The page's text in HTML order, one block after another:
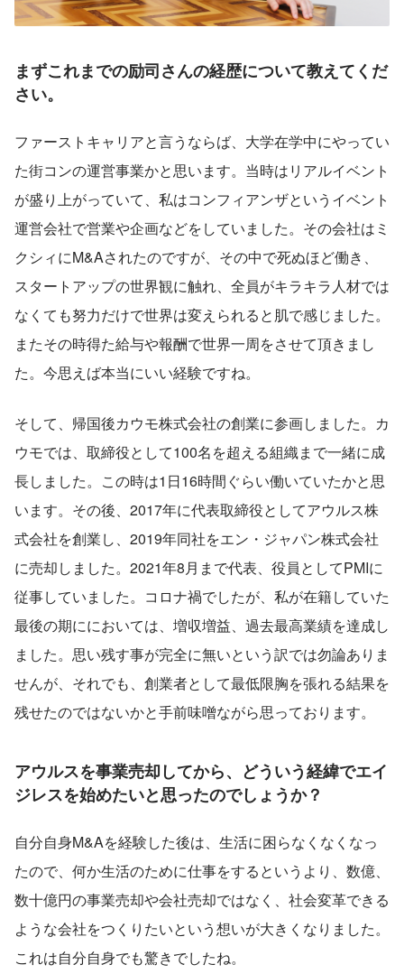
まずこれまでの励司さんの経歴について教えてくだ
さい。
ファーストキャリアと言うならば、大学在学中にやってい
た街コンの運営事業かと思います。当時はリアルイベント
が盛り上がっていて、私はコンフィアンザというイベント
運営会社で営業や企画などをしていました。その会社はミ
クシィにM&Aされたのですが、その中で死ぬほど働き、
スタートアップの世界観に触れ、全員がキラキラ人材では
なくても努力だけで世界は変えられると肌で感じました。
またその時得た給与や報酬で世界一周をさせて頂きまし
た。今思えば本当にいい経験ですね。
そして、帰国後カウモ株式会社の創業に参画しました。カ
ウモでは、取締役として100名を超える組織まで一緒に成
長しました。この時は1日16時間ぐらい働いていたかと思
います。その後、2017年に代表取締役としてアウルス株
式会社を創業し、2019年同社をエン・ジャパン株式会社
に売却しました。2021年8月まで代表、役員としてPMIに
従事していました。コロナ禍でしたが、私が在籍していた
最後の期ににおいては、増収増益、過去最高業績を達成し
ました。思い残す事が完全に無いという訳では勿論ありま
せんが、それでも、創業者として最低限胸を張れる結果を
残せたのではないかと手前味噌ながら思っております。
アウルスを事業売却してから、どういう経緯でエイ
ジレスを始めたいと思ったのでしょうか？
自分自身M&Aを経験した後は、生活に困らなくなくなっ
たので、何か生活のために仕事をするというより、数億、
数十億円の事業売却や会社売却ではなく、社会変革できる
ような会社をつくりたいという想いが大きくなりました。
これは自分自身でも驚きでしたね。